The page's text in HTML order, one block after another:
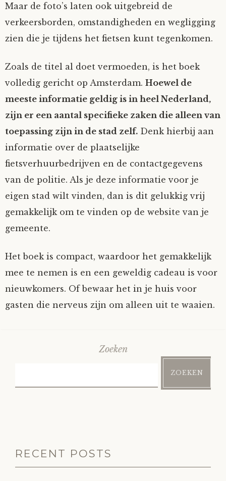
Maar de foto’s laten ook uitgebreid de
verkeersborden, omstandigheden en wegligging
zien die je tijdens het fietsen kunt tegenkomen.
Zoals de titel al doet vermoeden, is het boek
volledig gericht op Amsterdam. Hoewel de
meeste informatie geldig is in heel Nederland,
zijn er een aantal specifieke zaken die alleen van
toepassing zijn in de stad zelf. Denk hierbij aan
informatie over de plaatselijke
fietsverhuurbedrijven en de contactgegevens
van de politie. Als je deze informatie voor je
eigen stad wilt vinden, dan is dit gelukkig vrij
gemakkelijk om te vinden op de website van je
gemeente.
Het boek is compact, waardoor het gemakkelijk
mee te nemen is en een geweldig cadeau is voor
nieuwkomers. Of bewaar het in je huis voor
gasten die nerveus zijn om alleen uit te waaien.
Zoeken
ZOEKEN
RECENT POSTS